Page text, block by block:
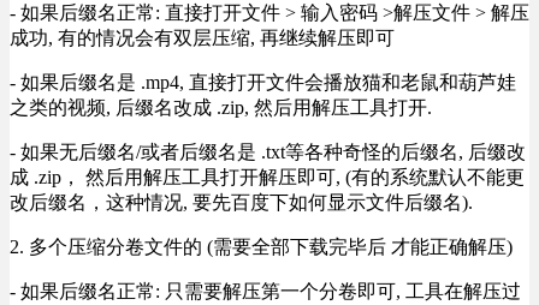
- 如果后缀名正常: 直接打开文件 > 输入密码 >解压文件 > 解压
成功, 有的情况会有双层压缩, 再继续解压即可
- 如果后缀名是 .mp4, 直接打开文件会播放猫和老鼠和葫芦娃
之类的视频, 后缀名改成 .zip, 然后用解压工具打开.
- 如果无后缀名/或者后缀名是 .txt等各种奇怪的后缀名, 后缀改
成 .zip， 然后用解压工具打开解压即可, (有的系统默认不能更
改后缀名，这种情况, 要先百度下如何显示文件后缀名).
2. 多个压缩分卷文件的 (需要全部下载完毕后 才能正确解压)
- 如果后缀名正常: 只需要解压第一个分卷即可, 工具在解压过